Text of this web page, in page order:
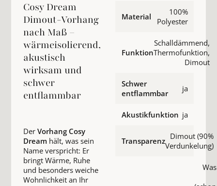
Cosy Dream
Dimout-Vorhang
nach Maß –
wärmeisolierend,
akustisch
wirksam und
schwer
entflammbar
Der Vorhang Cosy
Dreamhält, was sein
Name verspricht: Er
bringt Wärme, Ruhe
und besonders weiche
Wohnlichkeit an Ihr
Material
100%
Polyester
Funktion
Schalldämmend,
Thermofunktion,
Dimout
Schwer
entflammbar
ja
Akustikfunktion ja
Transparenz Dimout (90%
Verdunkelung)